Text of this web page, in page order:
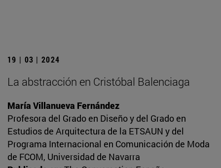
19 | 03 | 2024
La abstracción en Cristóbal Balenciaga
María Villanueva Fernández
Profesora del Grado en Diseño y del Grado en
Estudios de Arquitectura de la ETSAUN y del
Programa Internacional en Comunicación de Moda
de FCOM, Universidad de Navarra